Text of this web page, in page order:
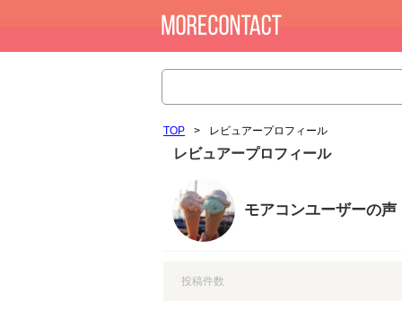
TOP > レビュアープロフィール
レビュアープロフィール
モアコンユーザーの声
投稿件数